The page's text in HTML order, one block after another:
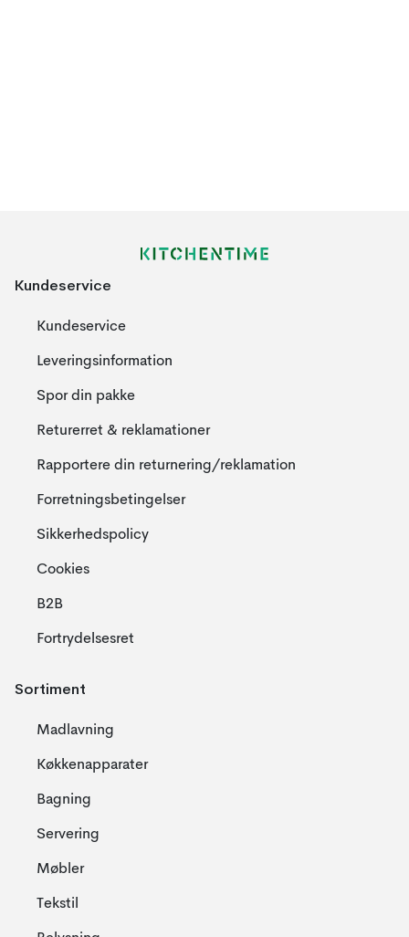
Kundeservice
Kundeservice
Leveringsinformation
Spor din pakke
Returerret & reklamationer
Rapportere din returnering/reklamation
Forretningsbetingelser
Sikkerhedspolicy
Cookies
B2B
Fortrydelsesret
Sortiment
Madlavning
Køkkenapparater
Bagning
Servering
Møbler
Tekstil